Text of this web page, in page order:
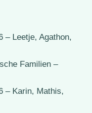
– Leetje, Agathon,
Familien –
– Karin, Mathis,